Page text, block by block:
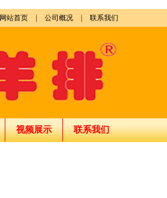
网站首页 公司概况 联系我们
视频展示 联系我们